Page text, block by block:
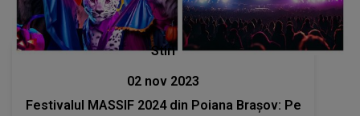
Stiri
02 nov 2023
Festivalul MASSIF 2024 din Poiana Brașov: Pe